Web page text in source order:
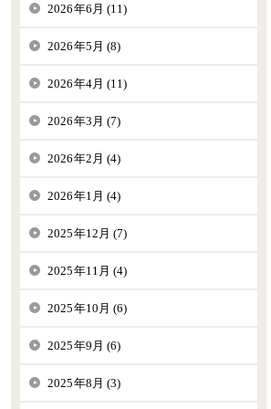
2026年6月 (11)
2026年5月 (8)
2026年4月 (11)
2026年3月 (7)
2026年2月 (4)
2026年1月 (4)
2025年12月 (7)
2025年11月 (4)
2025年10月 (6)
2025年9月 (6)
2025年8月 (3)